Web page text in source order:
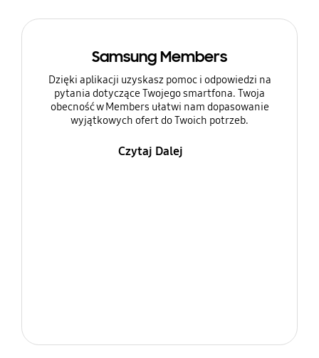
Samsung Members
Dzięki aplikacji uzyskasz pomoc i odpowiedzi na
pytania dotyczące Twojego smartfona. Twoja
obecność w Members ułatwi nam dopasowanie
wyjątkowych ofert do Twoich potrzeb.
Czytaj Dalej